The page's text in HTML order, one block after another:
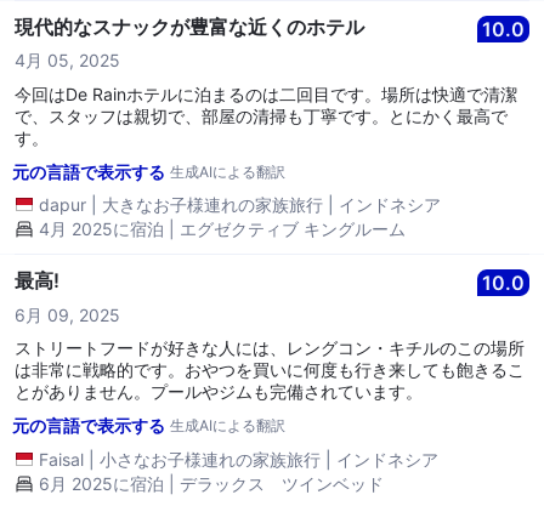
現代的なスナックが豊富な近くのホテル 10.0
4月 05, 2025
今回はDe Rainホテルに泊まるのは二回目です。場所は快適で清潔
で、スタッフは親切で、部屋の清掃も丁寧です。とにかく最高で
す。
元の言語で表示する 生成AIによる翻訳
dapur 大きなお子様連れの家族旅行
インドネシア
4月 2025に宿泊 | エグゼクティブ キングルーム
最高! 10.0
6月 09, 2025
ストリートフードが好きな人には、レングコン・キチルのこの場所
は非常に戦略的です。おやつを買いに何度も行き来しても飽きるこ
とがありません。プールやジムも完備されています。
元の言語で表示する 生成AIによる翻訳
Faisal 小さなお子様連れの家族旅行
インドネシア
6月 2025に宿泊 | デラックス ツインベッド